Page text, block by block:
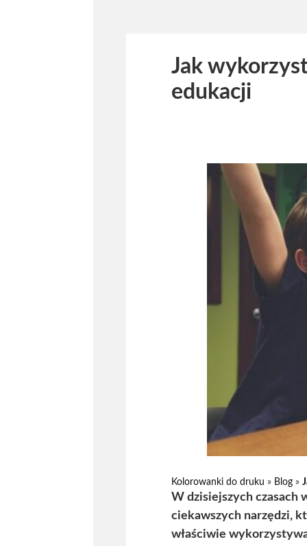
Jak
edukacji
Kolorowanki do druku » Blog »
W dzisiejszych czasach
ciekawszych narzędzi,
właściwie